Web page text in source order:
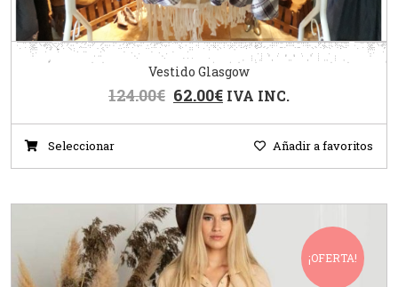
Vestido Glasgow
124.00€ 62.00€ IVA INC.
Seleccionar Añadir a favoritos
¡OFERTA!